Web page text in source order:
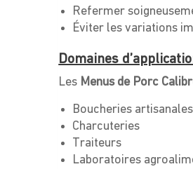
Refermer
Éviter les variations
Domaines
Les Menus de Porc
Boucheries artisanales
Charcuteries
Traiteurs
Laboratoires